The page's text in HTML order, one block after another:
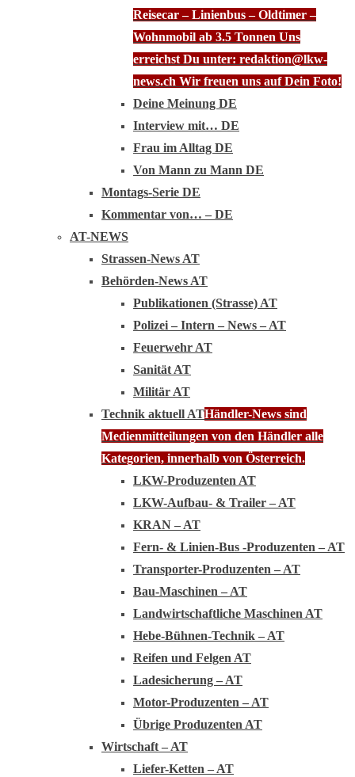
Reisecar – Linienbus – Oldtimer –
Wohnmobil ab 3.5 Tonnen Uns
erreichst Du unter: redaktion@lkw-
news.ch Wir freuen uns auf Dein Foto!
Deine Meinung DE
Interview mit… DE
Frau im Alltag DE
Von Mann zu Mann DE
Montags-Serie DE
Kommentar von… – DE
AT-NEWS
Strassen-News AT
Behörden-News AT
Publikationen (Strasse) AT
Polizei – Intern – News – AT
Feuerwehr AT
Sanität AT
Militär AT
Technik aktuell ATHändler-News sind
Medienmitteilungen von den Händler alle
Kategorien, innerhalb von Österreich.
LKW-Produzenten AT
LKW-Aufbau- & Trailer – AT
KRAN – AT
Fern- & Linien-Bus -Produzenten – AT
Transporter-Produzenten – AT
Bau-Maschinen – AT
Landwirtschaftliche Maschinen AT
Hebe-Bühnen-Technik – AT
Reifen und Felgen AT
Ladesicherung – AT
Motor-Produzenten – AT
Übrige Produzenten AT
Wirtschaft – AT
Liefer-Ketten – AT